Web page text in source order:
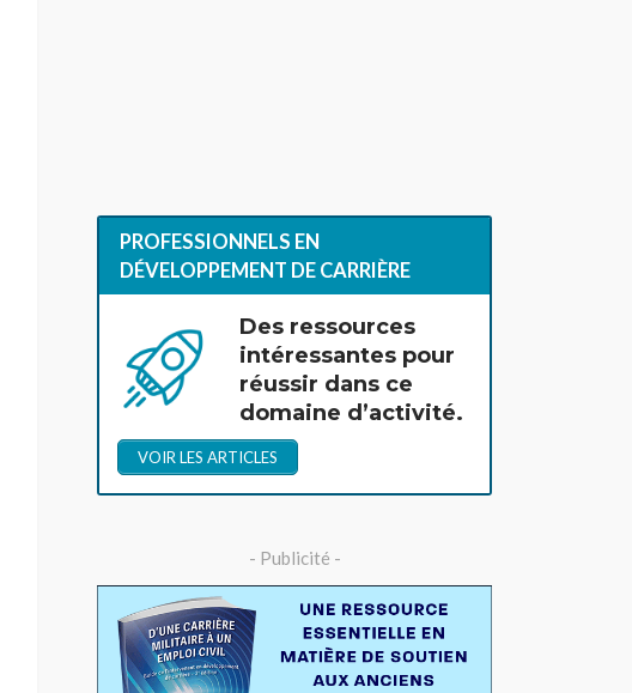
PROFESSIONNELS EN
DÉVELOPPEMENT DE CARRIÈRE
Des ressources
intéressantes pour
réussir dans ce
domaine d’activité.
VOIR LES ARTICLES
- Publicité -